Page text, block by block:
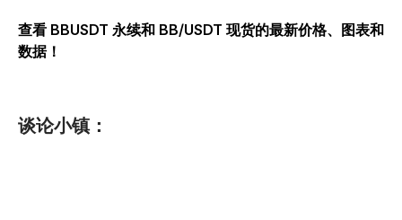
查看 BBUSDT 永续和 BB/USDT 现货的最新价格、图表和
数据！
谈论小镇：